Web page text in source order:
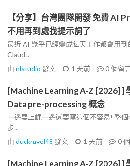
【分享】台灣團隊開發 免費 AI
不用再到處找提示詞了
最近 AI 幾乎已經變成每天工作都會用到
Claud...
由 nlstudio 發文 1 天前 0個留
[Machine Learning A-Z [2026] ]
Data pre-processing 概念
一邊要上課一邊還要寫這個不容易! 整
步...
由 duckravel48 發文 1 天前 0
[Machine Learning A-Z [2026] ]